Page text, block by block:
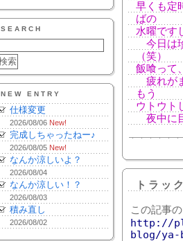
SEARCH
NEW ENTRY
仕様変更
2026/08/06 New!
完成しちゃったねー♪
2026/08/05 New!
なんか涼しいよ？
2026/08/04
なんか涼しい！？
2026/08/03
積み直し
2026/08/02
早くも定
ばの
水曜です
今日は
（笑）
飯喰って
疲れが
もう
ウトウト
夜中に
トラッ
この記事
http://
blog/